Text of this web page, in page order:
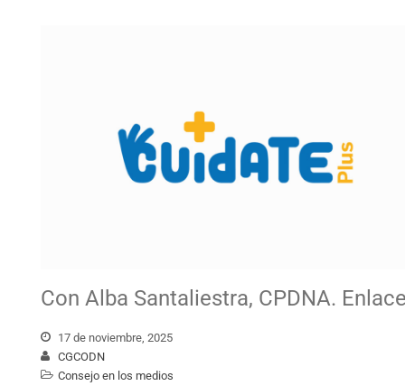
Con Alba Santaliestra, CPDNA.
17 de noviembre, 2025
CGCODN
Consejo en los medios